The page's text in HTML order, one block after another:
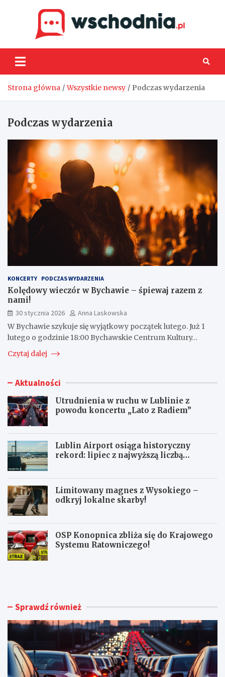
Strona główna Wszystkie newsy Podczas wydarzenia
Podczas wydarzenia
KONCERTY PODCZAS WYDARZENIA
Kolędowy wieczór w Bychawie – śpiewaj razem z
nami!
30 stycznia 2026
Anna Laskowska
W Bychawie szykuje się wyjątkowy początek lutego. Już 1
lutego o godzinie 18:00 Bychawskie Centrum Kultury…
Czytaj dalej
Aktualności
Utrudnienia w ruchu w Lublinie z
powodu koncertu „Lato z Radiem”
Lublin Airport osiąga historyczny
rekord: lipiec z najwyższą liczbą
Limitowany magnes z Wysokiego –
odkryj lokalne skarby!
OSP Konopnica zbliża się do Krajowego
Systemu Ratowniczego!
U
n
e
i
a
r
L
n
i
p
o
t
Sprawdź również